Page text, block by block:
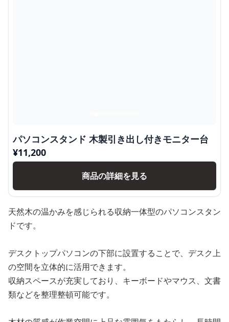
パソコンスタンド 木製引き出し付きモニター台
¥11,200
商品の詳細を見る
天然木の温かみを感じられる収納一体型のパソコンスタン
ドです。
デスクトップパソコンの下部に設置することで、デスク上
の空間を立体的に活用できます。
収納スペースが充実しており、キーボードやマウス、文書
類などを整理整頓可能です。